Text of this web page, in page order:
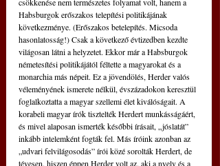
csökkenése nem természetes folyamat volt, hanem a
Habsburgok erőszakos telepítési politikájának
következménye. (Erőszakos betelepítés. Micsoda
hasonlatosság!) Csak a következő évtizedben kezdte
világosan látni a helyzetet. Ekkor már a Habsburgok
németesítési politikájától féltette a magyarokat és a
monarchia más népeit. Ez a jövendölés, Herder valós
véleményének ismerete nélkül, évszázadokon keresztül
foglalkoztatta a magyar szellemi élet kiválóságait. A
korabeli magyar írók tisztelték Herdert munkásságáért,
és mivel alaposan ismerték későbbi írásait, „jóslatát”
inkább intelemként fogták fel. Más íróink azonban az
„udvari felvilágosodás” írói közé sorolták Herdert, de
tévesen, hiszen éppen Herder volt az, aki a nyelv és a